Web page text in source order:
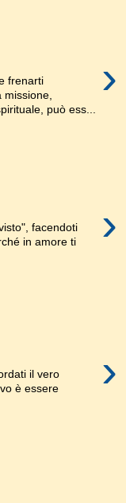
›
frenarti
missione,
può ess...
›
facendoti
in amore ti
›
il vero
è essere